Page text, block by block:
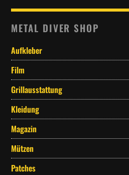
METAL DIVER SHOP
Aufkleber
Film
Grillausstattung
Kleidung
Magazin
Mützen
Patches